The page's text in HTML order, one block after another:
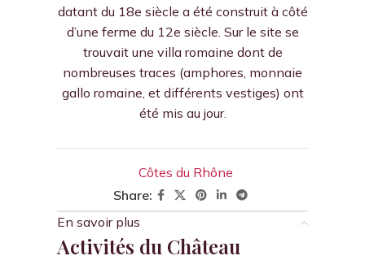
datant du 18e siècle a été construit à côté
d’une ferme du 12e siècle. Sur le site se
trouvait une villa romaine dont de
nombreuses traces (amphores, monnaie
gallo romaine, et différents vestiges) ont
été mis au jour.
Côtes du Rhône
Share:
En savoir plus
Activités du Château